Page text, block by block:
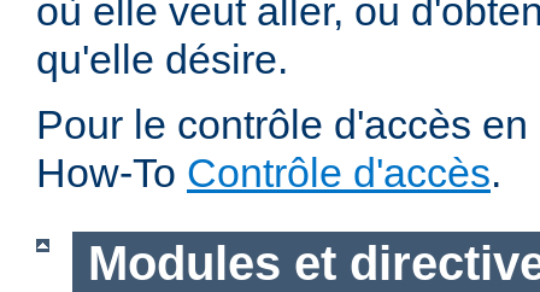
où elle veut aller, ou
qu'elle désire.
Pour le contrôle d'accès
How-To Contrôle d'accès.
Modules et